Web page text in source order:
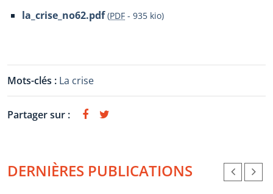
la_crise_no62.pdf (PDF - 935 kio)
Mots-clés : La crise
Partager sur :
DERNIÈRES PUBLICATIONS